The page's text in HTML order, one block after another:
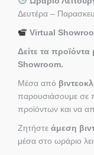
Δευτέρα –
Virtual
Δείτε τα
Showroom.
Μέσα από
παρουσιάσουμε σε
προϊόντων και να
Ζητήστε άμεση
μέσα στο ωράριο